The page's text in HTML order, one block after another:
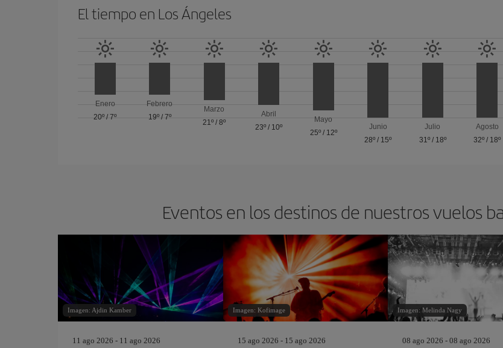
El tiempo en Los Ángeles
Enero
20º /7º
Febrero
19º/ 7º
Marzo
21º /8º
Abril
23º / 10º
Mayo
25º/ 12º
Junio
28º / 15º
Julio
31º/ 18º
Agosto
32º / 18º
Eventos en los destinos de nuestros vuelos
Imagen: Ajdin Kamber
11 ago 2026 - 11 ago 2026
Imagen: Kofimage
15 ago 2026 - 15 ago 2026
Imagen: Melinda Nagy
08 ago 2026 - 08 ago 2026